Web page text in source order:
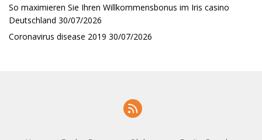
So maximieren Sie Ihren Willkommensbonus im Iris casino
Deutschland 30/07/2026
Coronavirus disease 2019 30/07/2026